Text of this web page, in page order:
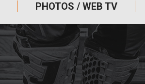
PHOTOS / WEB TV